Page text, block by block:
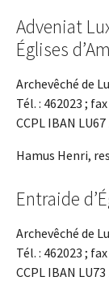
Adveniat
Églises
Archevêché de
Tél. : 462023 ;
CCPL IBAN
Hamus Henri,
Entraide
Archevêché de
Tél. : 462023 ;
CCPL IBAN